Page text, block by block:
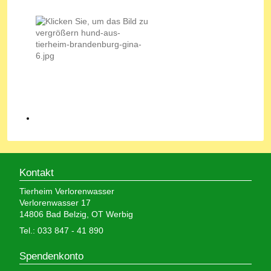
Kontakt
Tierheim Verlorenwasser
Verlorenwasser 17
14806 Bad Belzig, OT Werbig
Tel.: 033 847 - 41 890
Spendenkonto